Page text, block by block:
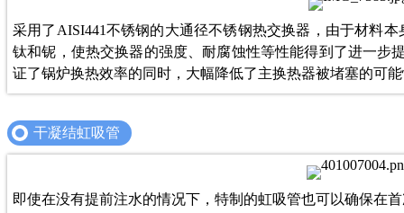
采用了AISI441不锈钢的大通径不锈钢热交换器，由于材料
钛和铌，使热交换器的强度、耐腐蚀性等性能得到了进一步
证了锅炉换热效率的同时，大幅降低了主换热器被堵塞的可
干凝结虹吸管
即使在没有提前注水的情况下，特制的虹吸管也可以确保在